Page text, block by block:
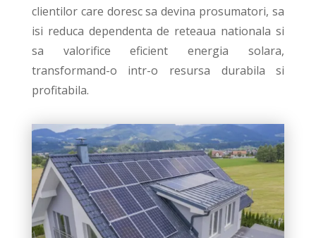
clientilor care doresc sa devina prosumatori, sa
isi reduca dependenta de reteaua nationala si
sa valorifice eficient energia solara,
transformand-o intr-o resursa durabila si
profitabila.